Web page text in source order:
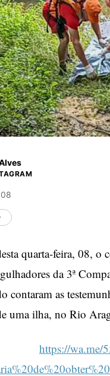
quarta-feira, 08, o
da 3ª
contaram as
uma ilha, no Rio